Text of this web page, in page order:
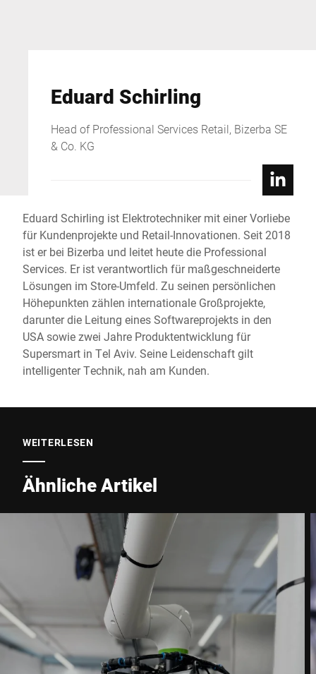
Eduard Schirling
Head of Professional Services Retail, Bizerba SE
& Co. KG
Eduard Schirling ist Elektrotechniker mit einer Vorliebe
für Kundenprojekte und Retail-Innovationen. Seit 2018
ist er bei Bizerba und leitet heute die Professional
Services. Er ist verantwortlich für maßgeschneiderte
Lösungen im Store-Umfeld. Zu seinen persönlichen
Höhepunkten zählen internationale Großprojekte,
darunter die Leitung eines Softwareprojekts in den
USA sowie zwei Jahre Produktentwicklung für
Supersmart in Tel Aviv. Seine Leidenschaft gilt
intelligenter Technik, nah am Kunden.
WEITERLESEN
Ähnliche Artikel